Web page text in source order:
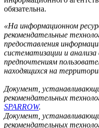
обязательна.
«На информационном
рекомендательные
предоставления
систематизации и анализа
предпочтениям
находящихся на
Документ,
рекомендательных
SPARROW.
Документ,
рекомендательных